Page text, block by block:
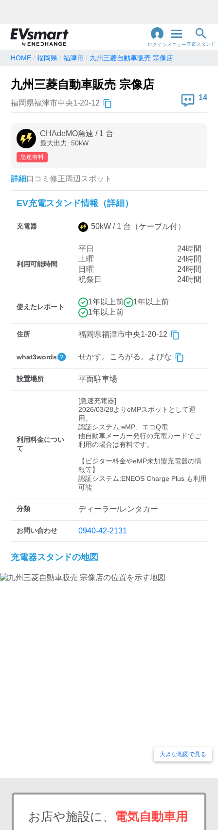
ログイン メニュー充電スタンド
地名・観光スポット・住所で検索
充電器の種類
急速充電器のみ表示
高速道路上のみ表示
認証システム
三菱ディーラーを表示
日産ディーラーを表示
急速-44kW-以上
検索する
HOME 福岡県 福津市 九州三菱自動車販売 宗像店
九州三菱自動車販売 宗像店
福岡県福津市中央1-20-12
14
CHAdeMO急速 / 1 台
最大出力: 50kW
急速有料
詳細口コミ 修正周辺スポット
EV充電スタンド情報（詳細）
充電器 50kW / 1 台 （ケーブル付）
利用可能時間
平日
24時間
土曜
24時間
日曜
24時間
祝祭日
24時間
使えたレポート
1年以上前
1年以上前
1年以上前
住所 福岡県福津市中央1-20-12
what3words せかす。ころがる。よびな
設置場所 平面駐車場
利用料金につい
て
[急速充電器]
2026/03/28よりeMPスポットとして運
用。
認証システム:eMP、エコQ電
他自動車メーカー発行の充電カードでご
利用の場合は有料です。
【ビジター料金やeMP未加盟充電器の情
報等】
認証システム:ENEOS Charge Plus も利用
可能
分類 ディーラー/レンタカー
お問い合わせ 0940-42-2131
充電器スタンドの地図
大きな地図で見る
お店や施設に、 電気自動車用